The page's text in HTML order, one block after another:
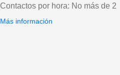
Contactos por hora: No más de 2
Más información